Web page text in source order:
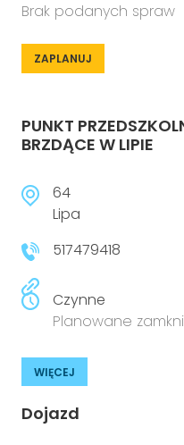
Brak podanych spraw
ZAPLANUJ
PUNKT
BRZDĄCE W LIPIE
64
Lipa
517479418
Czynne
Planowane
WIĘCEJ
Dojazd